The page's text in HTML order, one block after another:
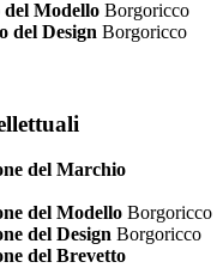
del Modello Borgoricco
del Design Borgoricco
del Marchio
del Modello Borgoricco
del Design Borgoricco
del Brevetto